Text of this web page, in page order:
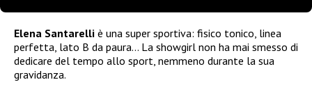
Elena Santarelli è una super sportiva: fisico tonico, linea
perfetta, lato B da paura… La showgirl non ha mai smesso di
dedicare del tempo allo sport, nemmeno durante la sua
gravidanza.